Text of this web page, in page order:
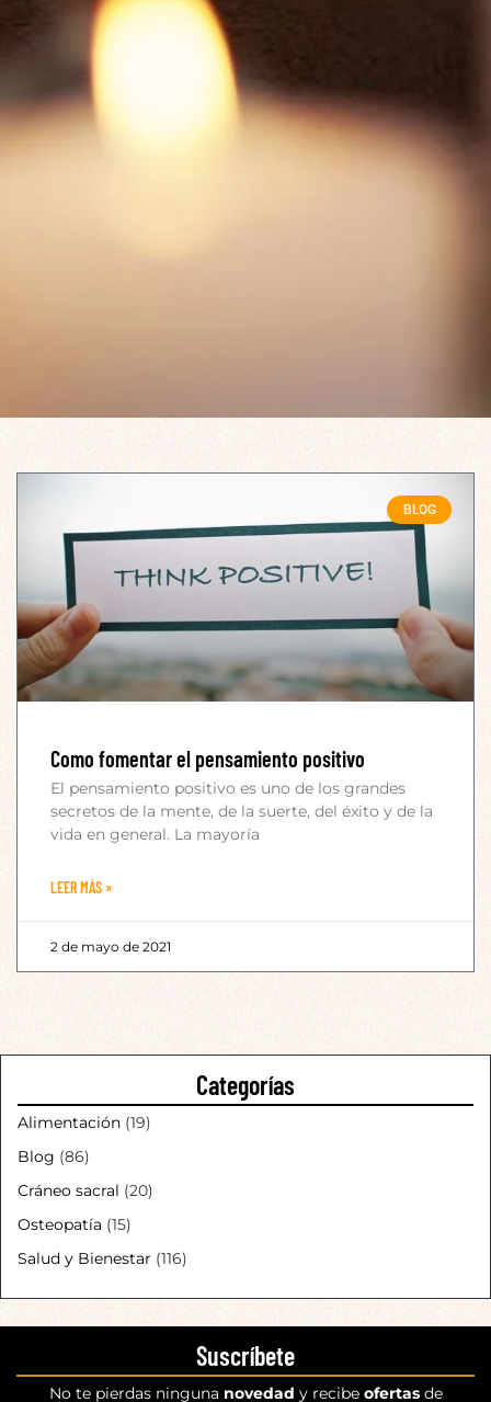
BLOG
Como fomentar el pensamiento positivo
El pensamiento positivo es uno de los grandes
secretos de la mente, de la suerte, del éxito y de la
vida en general. La mayoría
LEER MÁS »
2 de mayo de 2021
Categorías
Alimentación (19)
Blog (86)
Cráneo sacral (20)
Osteopatía (15)
Salud y Bienestar (116)
Suscríbete
No te pierdas ninguna novedad y recibe ofertasde